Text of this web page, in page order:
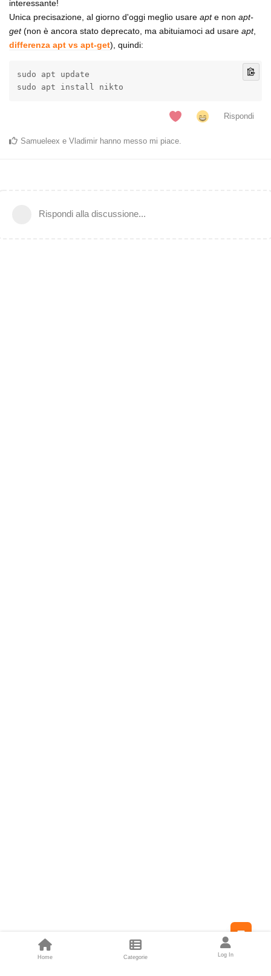
interessante!
Unica precisazione, al giorno d'oggi meglio usare apte non apt-
get(non è ancora stato deprecato, ma abituiamoci ad usare apt,
differenza apt vs apt-get), quindi:
sudo apt update
sudo apt install nikto
Rispondi
Samueleex e Vladimir hanno messo mi piace.
Rispondi alla discussione...
Home Categorie Log In